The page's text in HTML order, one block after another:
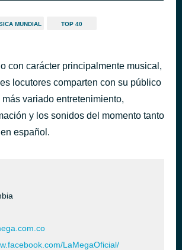
MUNDIAL TOP 40
con carácter principalmente musical,
locutores comparten con su público
variado entretenimiento,
y los sonidos del momento tanto
español.
LaMegaOficial/